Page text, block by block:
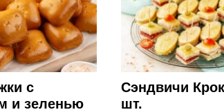
с
и зеленью
Сэндвичи
шт.